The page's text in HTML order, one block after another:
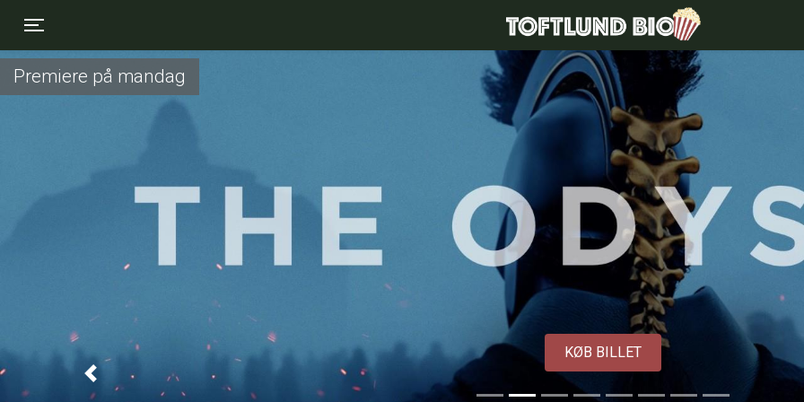
Toftlund Biograf
Premiere på mandag
KØB BILLET
Previous